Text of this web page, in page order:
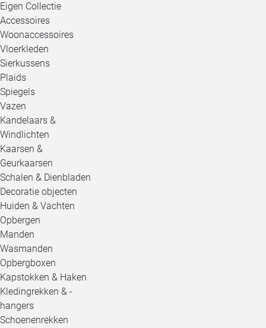
Eigen Collectie
Accessoires
Woonaccessoires
Vloerkleden
Sierkussens
Plaids
Spiegels
Vazen
Kandelaars &
Windlichten
Kaarsen &
Geurkaarsen
Schalen & Dienbladen
Decoratie objecten
Huiden & Vachten
Opbergen
Manden
Wasmanden
Opbergboxen
Kapstokken & Haken
Kledingrekken & -
hangers
Schoenenrekken